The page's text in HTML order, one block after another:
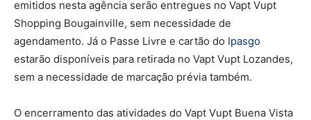
emitidos nesta agência serão entregues no Vapt Vupt
Shopping Bougainville, sem necessidade de
agendamento. Já o Passe Livre e cartão do Ipasgo
estarão disponíveis para retirada no Vapt Vupt Lozandes,
sem a necessidade de marcação prévia também.
O encerramento das atividades do Vapt Vupt Buena Vista